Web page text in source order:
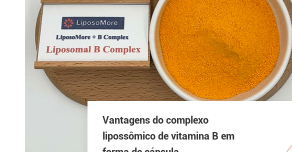
Vantagens do complexo
lipossômico de vitamina B em